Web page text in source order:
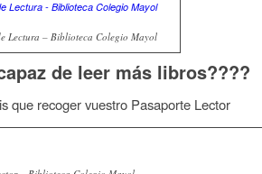
Lectura – Biblioteca Colegio Mayol
de leer más libros????
que recoger vuestro Pasaporte Lector